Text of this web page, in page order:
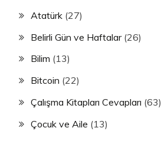
Atatürk (27)
Belirli Gün ve Haftalar(26)
Bilim (13)
Bitcoin (22)
Çalışma Kitapları Cevapları (63)
Çocuk ve Aile (13)